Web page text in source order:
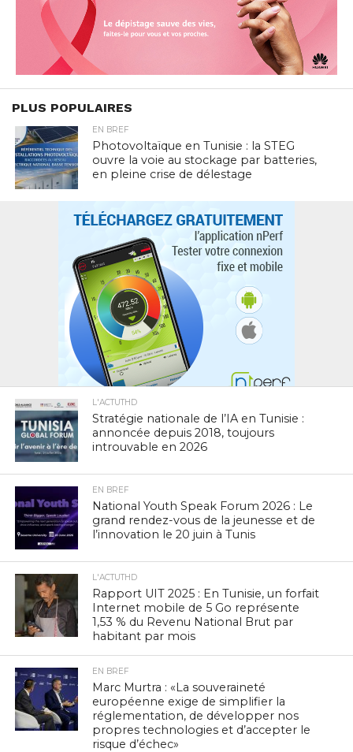
PLUS POPULAIRES
EN BREF
Photovoltaïque en Tunisie : la STEG
ouvre la voie au stockage par batteries,
en pleine crise de délestage
L'ACTUTHD
Stratégie nationale de l’IA en Tunisie :
annoncée depuis 2018, toujours
introuvable en 2026
EN BREF
National Youth Speak Forum 2026 : Le
grand rendez-vous de la jeunesse et de
l’innovation le 20 juin à Tunis
L'ACTUTHD
Rapport UIT 2025 : En Tunisie, un forfait
Internet mobile de 5 Go représente
1,53 % du Revenu National Brut par
habitant par mois
EN BREF
Marc Murtra : «La souveraineté
européenne exige de simplifier la
réglementation, de développer nos
propres technologies et d’accepter le
risque d’échec»